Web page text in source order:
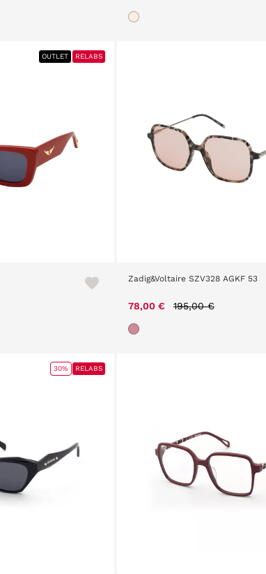
OUTLET RELABS
Zadig&Voltaire SZV328 AGKF 53
78,00 € Price reduced from
195,00 €
30% RELABS